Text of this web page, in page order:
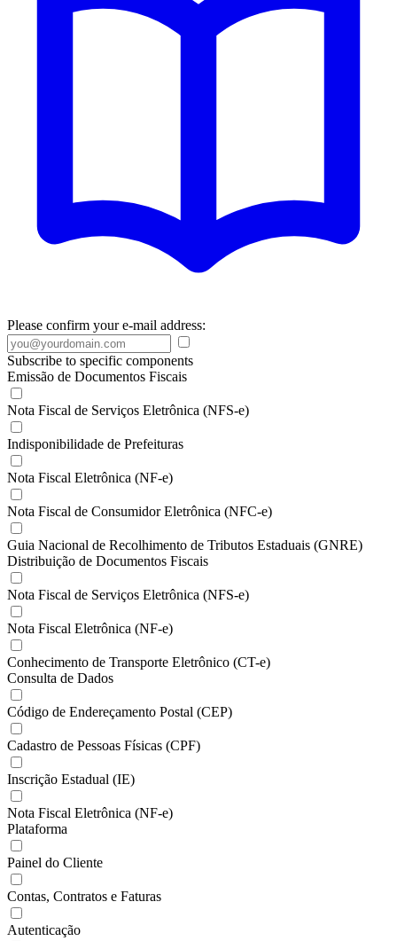
Please confirm your e-mail address:
Subscribe to specific components
Emissão de Documentos Fiscais
Nota Fiscal de Serviços Eletrônica (NFS-e)
Indisponibilidade de Prefeituras
Nota Fiscal Eletrônica (NF-e)
Nota Fiscal de Consumidor Eletrônica (NFC-e)
Guia Nacional de Recolhimento de Tributos Estaduais (GNRE)
Distribuição de Documentos Fiscais
Nota Fiscal de Serviços Eletrônica (NFS-e)
Nota Fiscal Eletrônica (NF-e)
Conhecimento de Transporte Eletrônico (CT-e)
Consulta de Dados
Código de Endereçamento Postal (CEP)
Cadastro de Pessoas Físicas (CPF)
Inscrição Estadual (IE)
Nota Fiscal Eletrônica (NF-e)
Plataforma
Painel do Cliente
Contas, Contratos e Faturas
Autenticação